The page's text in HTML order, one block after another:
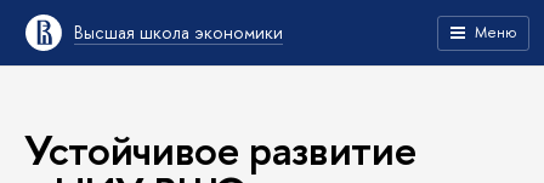
Высшая школа экономики Меню
Устойчивое развитие